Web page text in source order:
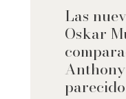
Las
Oskar
parecido